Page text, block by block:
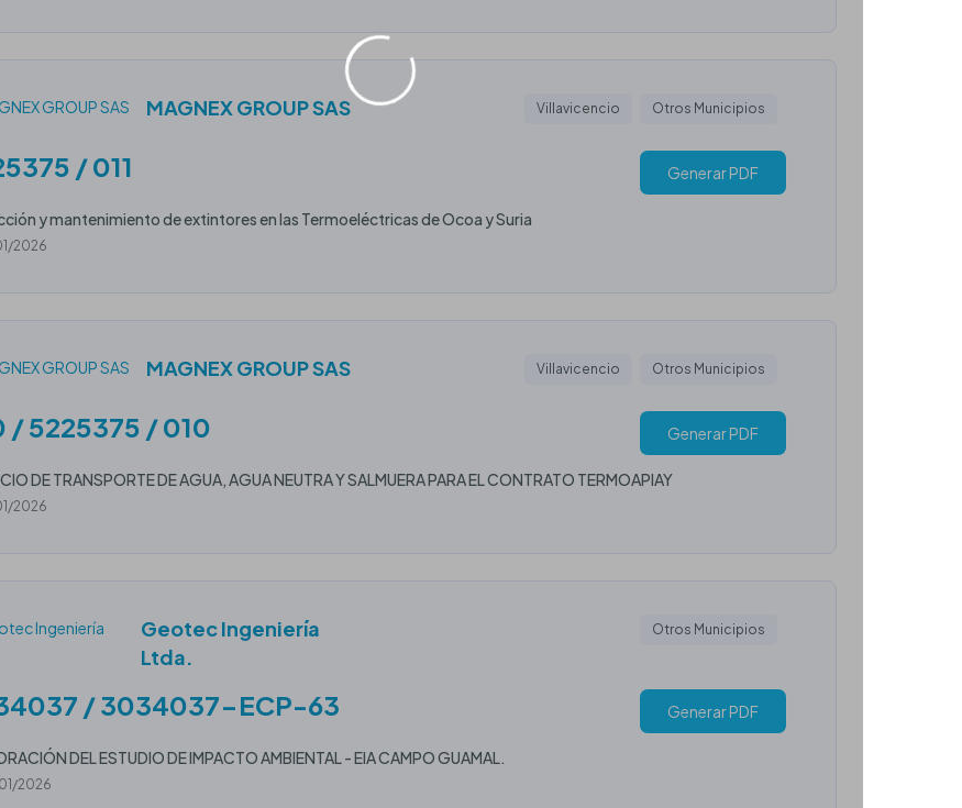
MAGNEX GROUP SAS Villavicencio Otros Municipios
/ 011 Generar PDF
y mantenimiento de extintores en las Termoeléctricas de Ocoa y Suria
2026
MAGNEX GROUP SAS Villavicencio Otros Municipios
/ 5225375 / 010 Generar PDF
DE TRANSPORTE DE AGUA, AGUA NEUTRA Y SALMUERA PARA EL CONTRATO TERMOAPIAY
2026
Geotec Ingeniería
Ltda.
Otros Municipios
/ 3034037-ECP-63 Generar PDF
DEL ESTUDIO DE IMPACTO AMBIENTAL - EIA CAMPO GUAMAL.
2026